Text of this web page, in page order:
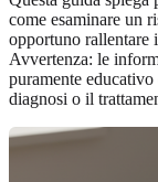
come esaminare un
opportuno rallentare
Avvertenza: le
puramente
diagnosi o il